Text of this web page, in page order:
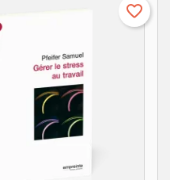
favorite_border